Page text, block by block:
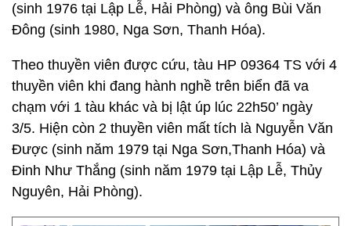
(sinh 1976 tại Lập Lễ, Hải Phòng) và ông Bùi Văn
Đông (sinh 1980, Nga Sơn, Thanh Hóa).
Theo thuyền viên được cứu, tàu HP 09364 TS với 4
thuyền viên khi đang hành nghề trên biển đã va
chạm với 1 tàu khác và bị lật úp lúc 22h50’ ngày
3/5. Hiện còn 2 thuyền viên mất tích là Nguyễn Văn
Được (sinh năm 1979 tại Nga Sơn,Thanh Hóa) và
Đinh Như Thắng (sinh năm 1979 tại Lập Lễ, Thủy
Nguyên, Hải Phòng).